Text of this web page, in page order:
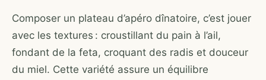
Composer un plateau d’apéro dînatoire, c’est jouer
avec les textures : croustillant du pain à l’ail,
fondant de la feta, croquant des radis et douceur
du miel. Cette variété assure un équilibre